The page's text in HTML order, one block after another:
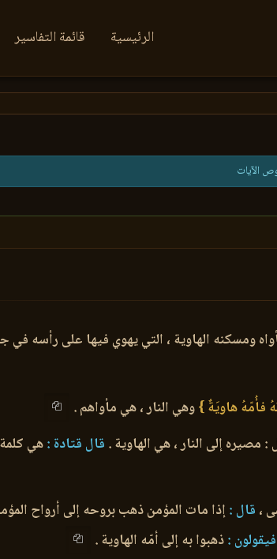
الرئيسية قائمة التفاسير
الآيات
ومسكنه الهاوية ، التي يهوي فيها على رأسه في
فأُمّهُ هاويَةٌ }وهي النار ، هي مأواهم .
: مصيره إلى النار ، هي الهاوية . قال قتادة :هي
، قال :إذا مات المؤمن ذهب بروحه إلى أرواح
فيقولون :ذهبوا به إلى أمّه الهاوية .